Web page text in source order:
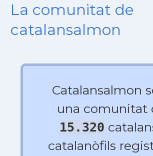
La comunitat de
catalansalmon
Catalansalmon
una comunitat
15.320
catalanòfils